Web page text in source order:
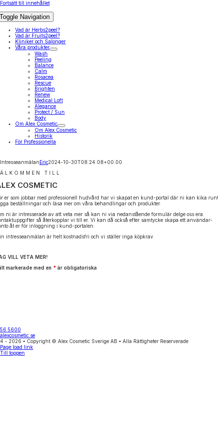
Fortsätt till innehållet
Toggle Navigation
Vad är Herbs2peel?
Vad är Fruits2peel?
Kliniker och Salonger
Våra produkter
Wash
Peeling
Balance
Calm
Rosacea
Rescue
Brighten
Renew
Medical Loft
Alegance
Protect / Sun
Body
Om Alex Cosmetic
Om Alex Cosmetic
Historik
För Professionella
IntresseanmälanEric2024-10-30T08:24:08+00:00
TILL
COSMETIC
er som jobbar med professionell hudvård har vi skapat en kund-portal där ni kan kika
beställningar och läsa mer om våra behandlingar och produkter.
ni är intresserade av att veta mer så kan ni via nedanstående formulär delge oss era
så återkopplar vi till er. Vi kan då också efter samtycke skapa ett användar-
åt er för inloggning i kund-portalen.
intresseanmälan är helt kostnadsfri och vi ställer inga köpkrav.
VILL VETA MER!
markerade med en * är obligatoriska
5600
- 2026 • Copyright © Alex Cosmetic Sverige AB • Alla Rättigheter Reserverade
Page load link
Till toppen